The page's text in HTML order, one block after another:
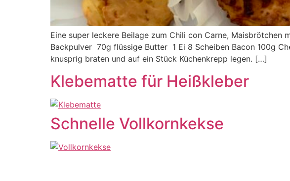
Eine super leckere Beilage zum Chili con Carne,
Backpulver 70g flüssige Butter 1 Ei 8 Scheiben Bacon 100g
knusprig braten und auf ein Stück Küchenkrepp legen. […]
Klebematte für Heißkleber
Schnelle Vollkornkekse